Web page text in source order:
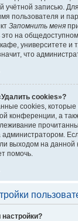
учётной записью.
пользователя и
Запомнить меня
это на
университете и
что
cookies»?
cookies, которые
конференции, а
администратором.
выходом на
помочь.